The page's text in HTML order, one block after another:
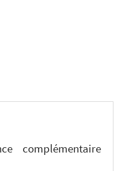
complémentaire